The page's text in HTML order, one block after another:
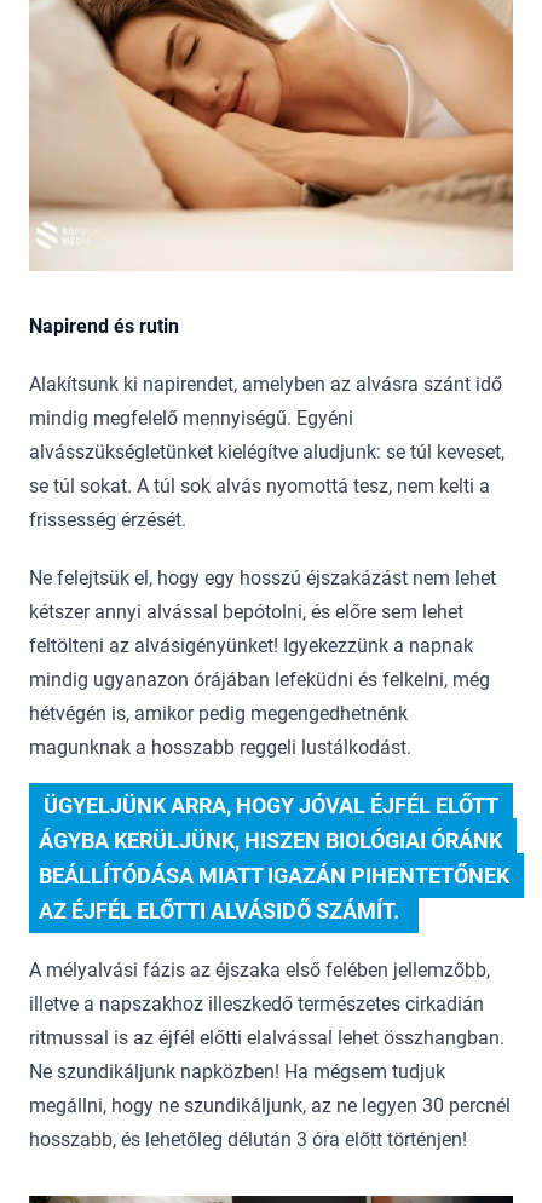
Napirend és rutin
Alakítsunk ki napirendet, amelyben az alvásra szánt idő
mindig megfelelő mennyiségű. Egyéni
alvásszükségletünket kielégítve aludjunk: se túl keveset,
se túl sokat. A túl sok alvás nyomottá tesz, nem kelti a
frissesség érzését.
Ne felejtsük el, hogy egy hosszú éjszakázást nem lehet
kétszer annyi alvással bepótolni, és előre sem lehet
feltölteni az alvásigényünket! Igyekezzünk a napnak
mindig ugyanazon órájában lefeküdni és felkelni, még
hétvégén is, amikor pedig megengedhetnénk
magunknak a hosszabb reggeli lustálkodást.
ÜGYELJÜNK ARRA, HOGY JÓVAL ÉJFÉL ELŐTT
ÁGYBA KERÜLJÜNK, HISZEN BIOLÓGIAI ÓRÁNK
BEÁLLÍTÓDÁSA MIATT IGAZÁN PIHENTETŐNEK
AZ ÉJFÉL ELŐTTI ALVÁSIDŐ SZÁMÍT.
A mélyalvási fázis az éjszaka első felében jellemzőbb,
illetve a napszakhoz illeszkedő természetes cirkadián
ritmussal is az éjfél előtti elalvással lehet összhangban.
Ne szundikáljunk napközben! Ha mégsem tudjuk
megállni, hogy ne szundikáljunk, az ne legyen 30 percnél
hosszabb, és lehetőleg délután 3 óra előtt történjen!